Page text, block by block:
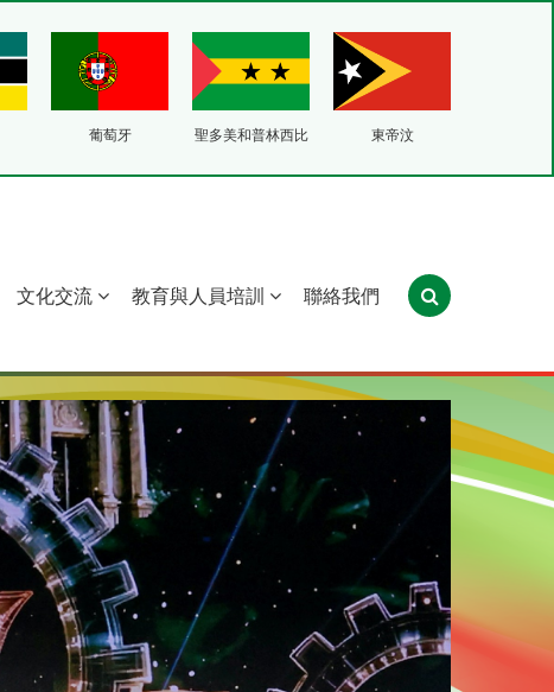
葡萄牙 聖多美和普林西比 東帝汶
文化交流 教育與人員培訓 聯絡我們